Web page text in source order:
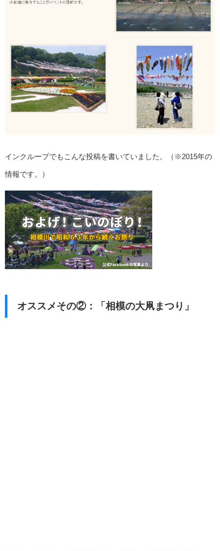
インクループでもこんな投稿を書いていました。（※2015年の
情報です。）
オススメその②：「相模の大凧まつり」